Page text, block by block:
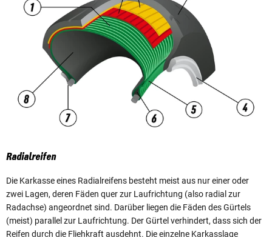
Radialreifen
Die Karkasse eines Radialreifens besteht meist aus nur einer oder
zwei Lagen, deren Fäden quer zur Laufrichtung (also radial zur
Radachse) angeordnet sind. Darüber liegen die Fäden des Gürtels
(meist) parallel zur Laufrichtung. Der Gürtel verhindert, dass sich der
Reifen durch die Fliehkraft ausdehnt. Die einzelne Karkasslage